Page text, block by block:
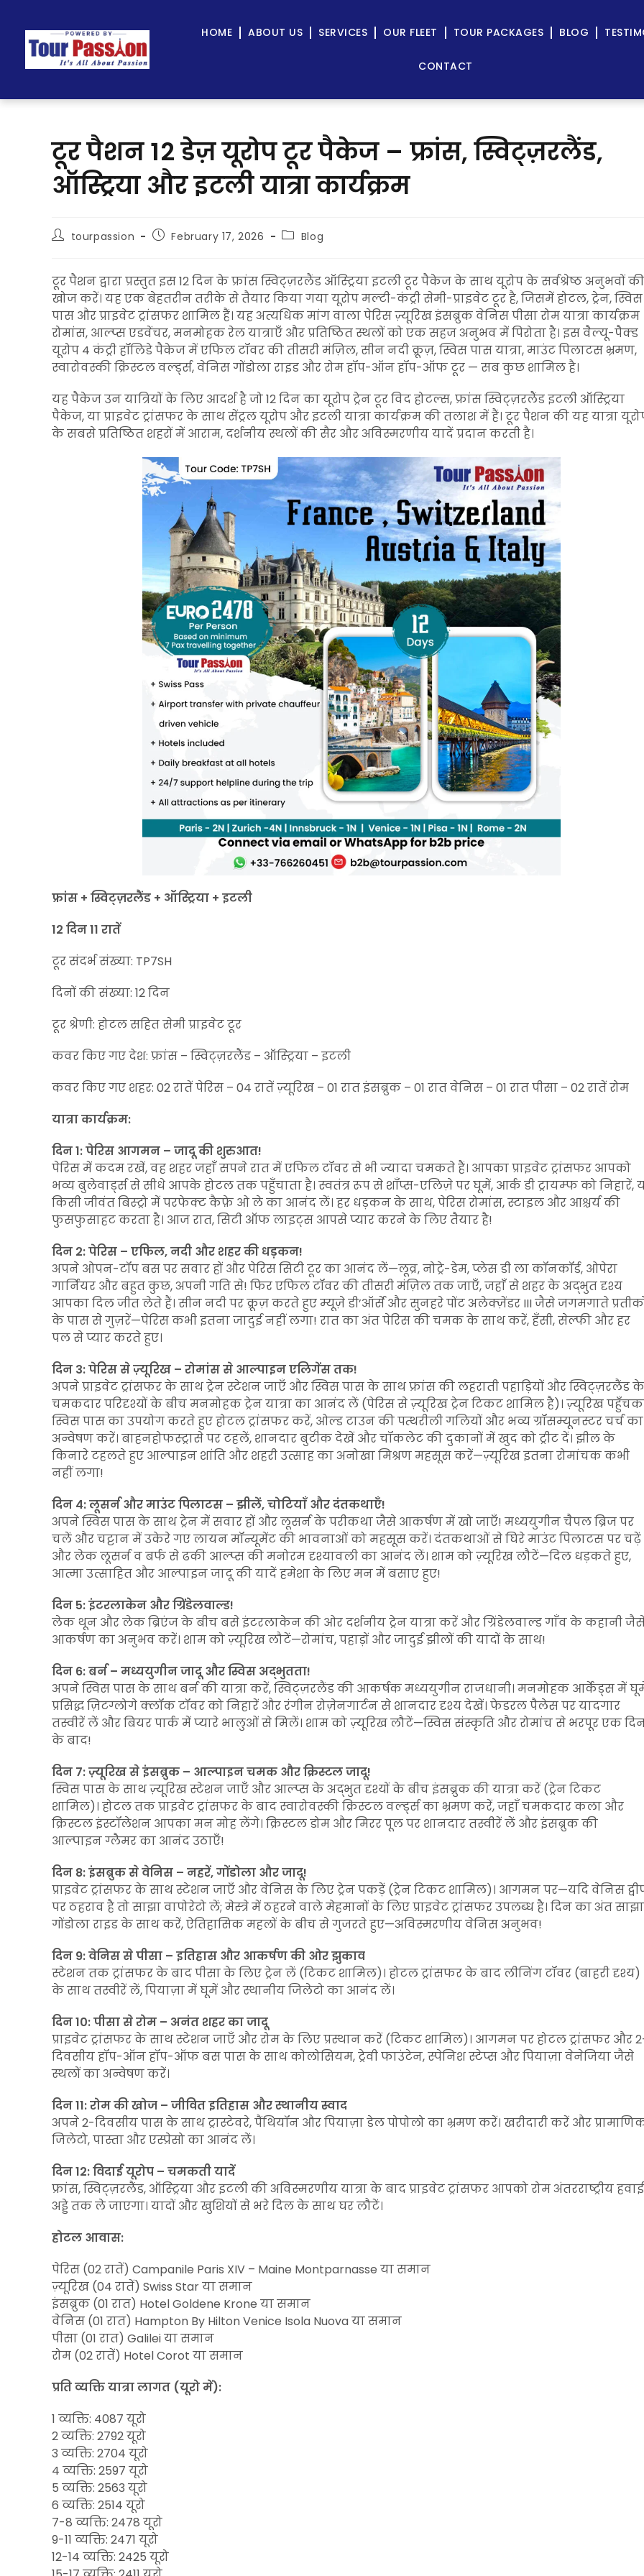
HOME ABOUT US SERVICES OUR FLEET TOUR PACKAGES BLOG
CONTACT
टूर पैशन 12 डेज़ यूरोप टूर पैकेज – फ्रांस, स्विट्ज़रलैंड,
ऑस्ट्रिया और इटली यात्रा कार्यक्रम
tourpassion February 17, 2026 Blog
टूर पैशन द्वारा प्रस्तुत इस 12 दिन के फ्रांस स्विट्ज़रलैंड ऑस्ट्रिया इटली टूर पैकेज के साथ यूरोप के सर्वश्रेष्ठ अनुभवों की
खोज करें। यह एक बेहतरीन तरीके से तैयार किया गया यूरोप मल्टी-कंट्री सेमी-प्राइवेट टूर है, जिसमें होटल, ट्रेन, स्विस
पास और प्राइवेट ट्रांसफर शामिल हैं। यह अत्यधिक मांग वाला पेरिस ज़्यूरिख इंसब्रुक वेनिस पीसा रोम यात्रा कार्यक्रम
रोमांस, आल्प्स एडवेंचर, मनमोहक रेल यात्राएँ और प्रतिष्ठित स्थलों को एक सहज अनुभव में पिरोता है। इस वैल्यू-पैक्ड
यूरोप 4 कंट्री हॉलिडे पैकेज में एफिल टॉवर की तीसरी मंज़िल, सीन नदी क्रूज़, स्विस पास यात्रा, माउंट पिलाटस भ्रमण,
स्वारोवस्की क्रिस्टल वर्ल्ड्स, वेनिस गोंडोला राइड और रोम हॉप-ऑन हॉप-ऑफ टूर — सब कुछ शामिल है।
यह पैकेज उन यात्रियों के लिए आदर्श है जो 12 दिन का यूरोप ट्रेन टूर विद होटल्स, फ्रांस स्विट्ज़रलैंड इटली ऑस्ट्रिया
पैकेज, या प्राइवेट ट्रांसफर के साथ सेंट्रल यूरोप और इटली यात्रा कार्यक्रम की तलाश में हैं। टूर पैशन की यह यात्रा
के सबसे प्रतिष्ठित शहरों में आराम, दर्शनीय स्थलों की सैर और अविस्मरणीय यादें प्रदान करती है।
फ्रांस + स्विट्ज़रलैंड + ऑस्ट्रिया + इटली
12 दिन 11 रातें
टूर संदर्भ संख्या: TP7SH
दिनों की संख्या: 12 दिन
टूर श्रेणी: होटल सहित सेमी प्राइवेट टूर
कवर किए गए देश: फ्रांस – स्विट्ज़रलैंड – ऑस्ट्रिया – इटली
कवर किए गए शहर: 02 रातें पेरिस – 04 रातें ज़्यूरिख – 01 रात इंसब्रुक – 01 रात वेनिस – 01 रात पीसा – 02 रातें रोम
यात्रा कार्यक्रम:
दिन 1: पेरिस आगमन – जादू की शुरुआत!
पेरिस में कदम रखें, वह शहर जहाँ सपने रात में एफिल टॉवर से भी ज्यादा चमकते हैं। आपका प्राइवेट ट्रांसफर आपको
भव्य बुलेवार्ड्स से सीधे आपके होटल तक पहुँचाता है। स्वतंत्र रूप से शॉंप्स-एलिज़े पर घूमें, आर्क डी ट्रायम्फ को निहारें,
किसी जीवंत बिस्ट्रो में परफेक्ट कैफ़े ओ ले का आनंद लें। हर धड़कन के साथ, पेरिस रोमांस, स्टाइल और आश्चर्य की
फुसफुसाहट करता है। आज रात, सिटी ऑफ लाइट्स आपसे प्यार करने के लिए तैयार है!
दिन 2: पेरिस – एफिल, नदी और शहर की धड़कन!
अपने ओपन-टॉप बस पर सवार हों और पेरिस सिटी टूर का आनंद लें—लूव्र, नोट्रे-डेम, प्लेस डी ला कॉनकॉर्ड, ओपेरा
गार्नियर और बहुत कुछ, अपनी गति से! फिर एफिल टॉवर की तीसरी मंज़िल तक जाएँ, जहाँ से शहर के अद्भुत दृश्य
आपका दिल जीत लेते हैं। सीन नदी पर क्रूज़ करते हुए म्यूज़े डी’ऑर्से और सुनहरे पोंट अलेक्ज़ेंडर III जैसे जगमगाते
के पास से गुज़रें—पेरिस कभी इतना जादुई नहीं लगा! रात का अंत पेरिस की चमक के साथ करें, हँसी, सेल्फी और हर
पल से प्यार करते हुए।
दिन 3: पेरिस से ज़्यूरिख – रोमांस से आल्पाइन एलिगेंस तक!
अपने प्राइवेट ट्रांसफर के साथ ट्रेन स्टेशन जाएँ और स्विस पास के साथ फ्रांस की लहराती पहाड़ियों और स्विट्ज़रलैंड के
चमकदार परिदृश्यों के बीच मनमोहक ट्रेन यात्रा का आनंद लें (पेरिस से ज़्यूरिख ट्रेन टिकट शामिल है)। ज़्यूरिख
स्विस पास का उपयोग करते हुए होटल ट्रांसफर करें, ओल्ड टाउन की पत्थरीली गलियों और भव्य ग्रॉसम्यूनस्टर चर्च का
अन्वेषण करें। बाहनहोफस्ट्रासे पर टहलें, शानदार बुटीक देखें और चॉकलेट की दुकानों में खुद को ट्रीट दें। झील के
किनारे टहलते हुए आल्पाइन शांति और शहरी उत्साह का अनोखा मिश्रण महसूस करें—ज़्यूरिख इतना रोमांचक कभी
नहीं लगा!
दिन 4: लूसर्न और माउंट पिलाटस – झीलें, चोटियाँ और दंतकथाएँ!
अपने स्विस पास के साथ ट्रेन में सवार हों और लूसर्न के परीकथा जैसे आकर्षण में खो जाएँ! मध्ययुगीन चैपल ब्रिज पर
चलें और चट्टान में उकेरे गए लायन मॉन्यूमेंट की भावनाओं को महसूस करें। दंतकथाओं से घिरे माउंट पिलाटस पर चढ़ें
और लेक लूसर्न व बर्फ से ढकी आल्प्स की मनोरम दृश्यावली का आनंद लें। शाम को ज़्यूरिख लौटें—दिल धड़कते हुए,
आत्मा उत्साहित और आल्पाइन जादू की यादें हमेशा के लिए मन में बसाए हुए!
दिन 5: इंटरलाकेन और ग्रिंडेलवाल्ड!
लेक थून और लेक ब्रिएंज के बीच बसे इंटरलाकेन की ओर दर्शनीय ट्रेन यात्रा करें और ग्रिंडेलवाल्ड गाँव के कहानी
आकर्षण का अनुभव करें। शाम को ज़्यूरिख लौटें—रोमांच, पहाड़ों और जादुई झीलों की यादों के साथ!
दिन 6: बर्न – मध्ययुगीन जादू और स्विस अद्भुतता!
अपने स्विस पास के साथ बर्न की यात्रा करें, स्विट्ज़रलैंड की आकर्षक मध्ययुगीन राजधानी। मनमोहक आर्केड्स में
प्रसिद्ध ज़िटग्लोगे क्लॉक टॉवर को निहारें और रंगीन रोज़ेनगार्टन से शानदार दृश्य देखें। फेडरल पैलेस पर यादगार
तस्वीरें लें और बियर पार्क में प्यारे भालुओं से मिलें। शाम को ज़्यूरिख लौटें—स्विस संस्कृति और रोमांच से भरपूर एक
के बाद!
दिन 7: ज़्यूरिख से इंसब्रुक – आल्पाइन चमक और क्रिस्टल जादू!
स्विस पास के साथ ज़्यूरिख स्टेशन जाएँ और आल्प्स के अद्भुत दृश्यों के बीच इंसब्रुक की यात्रा करें (ट्रेन टिकट
शामिल)। होटल तक प्राइवेट ट्रांसफर के बाद स्वारोवस्की क्रिस्टल वर्ल्ड्स का भ्रमण करें, जहाँ चमकदार कला और
क्रिस्टल इंस्टॉलेशन आपका मन मोह लेंगे। क्रिस्टल डोम और मिरर पूल पर शानदार तस्वीरें लें और इंसब्रुक की
आल्पाइन ग्लैमर का आनंद उठाएँ!
दिन 8: इंसब्रुक से वेनिस – नहरें, गोंडोला और जादू!
प्राइवेट ट्रांसफर के साथ स्टेशन जाएँ और वेनिस के लिए ट्रेन पकड़ें (ट्रेन टिकट शामिल)। आगमन पर—यदि वेनिस
पर ठहराव है तो साझा वापोरेटो लें; मेस्त्रे में ठहरने वाले मेहमानों के लिए प्राइवेट ट्रांसफर उपलब्ध है। दिन का अंत साझा
गोंडोला राइड के साथ करें, ऐतिहासिक महलों के बीच से गुजरते हुए—अविस्मरणीय वेनिस अनुभव!
दिन 9: वेनिस से पीसा – इतिहास और आकर्षण की ओर झुकाव
स्टेशन तक ट्रांसफर के बाद पीसा के लिए ट्रेन लें (टिकट शामिल)। होटल ट्रांसफर के बाद लीनिंग टॉवर (बाहरी दृश्य)
के साथ तस्वीरें लें, पियाज़ा में घूमें और स्थानीय जिलेटो का आनंद लें।
दिन 10: पीसा से रोम – अनंत शहर का जादू
प्राइवेट ट्रांसफर के साथ स्टेशन जाएँ और रोम के लिए प्रस्थान करें (टिकट शामिल)। आगमन पर होटल ट्रांसफर और
दिवसीय हॉप-ऑन हॉप-ऑफ बस पास के साथ कोलोसियम, ट्रेवी फाउंटेन, स्पेनिश स्टेप्स और पियाज़ा वेनेजिया जैसे
स्थलों का अन्वेषण करें।
दिन 11: रोम की खोज – जीवित इतिहास और स्थानीय स्वाद
अपने 2-दिवसीय पास के साथ ट्रास्टेवरे, पैंथियॉन और पियाज़ा डेल पोपोलो का भ्रमण करें। खरीदारी करें और
जिलेटो, पास्ता और एस्प्रेसो का आनंद लें।
दिन 12: विदाई यूरोप – चमकती यादें
फ्रांस, स्विट्ज़रलैंड, ऑस्ट्रिया और इटली की अविस्मरणीय यात्रा के बाद प्राइवेट ट्रांसफर आपको रोम अंतरराष्ट्रीय हवाई
अड्डे तक ले जाएगा। यादों और खुशियों से भरे दिल के साथ घर लौटें।
होटल आवास:
पेरिस (02 रातें) Campanile Paris XIV – Maine Montparnasse या समान
ज़्यूरिख (04 रातें) Swiss Star या समान
इंसब्रुक (01 रात) Hotel Goldene Krone या समान
वेनिस (01 रात) Hampton By Hilton Venice Isola Nuova या समान
पीसा (01 रात) Galilei या समान
रोम (02 रातें) Hotel Corot या समान
प्रति व्यक्ति यात्रा लागत (यूरो में):
1 व्यक्ति: 4087 यूरो
2 व्यक्ति: 2792 यूरो
3 व्यक्ति: 2704 यूरो
4 व्यक्ति: 2597 यूरो
5 व्यक्ति: 2563 यूरो
6 व्यक्ति: 2514 यूरो
7-8 व्यक्ति: 2478 यूरो
9-11 व्यक्ति: 2471 यूरो
12-14 व्यक्ति: 2425 यूरो